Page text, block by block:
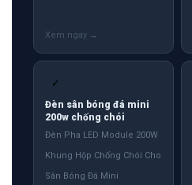
✓
Đèn sân bóng đá mini
200w chống chói
Đèn Pha LED Module 200W
Khung Hộp Chống Chói Cho
Sân Bóng Đá Mini